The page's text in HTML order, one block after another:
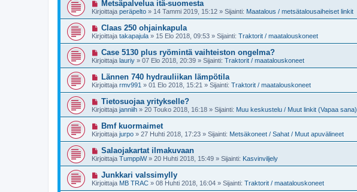
t
i
v
i
e
s
t
i
U
u
s
v
i
e
s
t
i
Metsäpalvelua itä-suomesta
Kirjoittaja peräpelto » 14 Tammi 2019, 15:12 » Sijainti: Maatalous / metsätalousaiheiset linkit
U
u
s
v
i
e
t
i
Claas 250 ohjainkapula
Kirjoittaja takapajula » 15 Elo 2018, 09:53 » Sijainti: Traktorit / maatalouskoneet
U
u
s
v
i
e
s
t
i
Case 5130 plus ryömintä vaihteiston ongelma?
Kirjoittaja lauriy » 07 Elo 2018, 20:39 » Sijainti: Traktorit / maatalouskoneet
U
u
s
i
e
t
i
Lännen 740 hydrauliikan lämpötila
Kirjoittaja rmv991 » 01 Elo 2018, 15:21 » Sijainti: Traktorit / maatalouskoneet
U
u
s
v
i
e
s
t
i
Tietosuojaa yritykselle?
Kirjoittaja janniih » 20 Touko 2018, 16:18 » Sijainti: Muu keskustelu / Muut linkit (Vapaa sana)
U
u
s
v
i
e
s
t
i
Bmf kuormaimet
Kirjoittaja jurpo » 27 Huhti 2018, 17:23 » Sijainti: Metsäkoneet / Sahat / Muut apuvälineet
U
u
s
v
i
Salaojakartat ilmakuvaan
Kirjoittaja TumppiW» 20 Huhti 2018, 15:49 » Sijainti: Kasvinviljely
U
u
s
Junkkari valssimylly
Kirjoittaja MB TRAC » 08 Huhti 2018, 16:04 » Sijainti: Traktorit / maatalouskoneet